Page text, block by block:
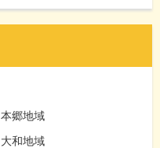
本郷地域
大和地域